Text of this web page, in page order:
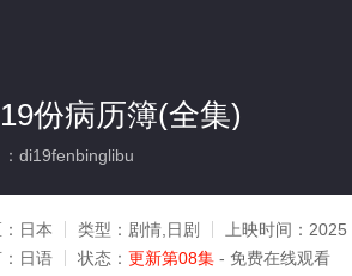
份病历簿(全集)
：di19fenbinglibu
日本 类型： 剧情,日剧 上映时间： 2025
日语 状态： 更新第08集 - 免费在线观看